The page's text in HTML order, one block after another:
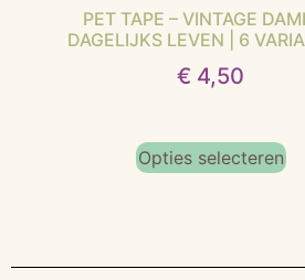
PET TAPE – VINTAGE
DAGELIJKS LEVEN | 6
€ 4,50
Opties selecteren